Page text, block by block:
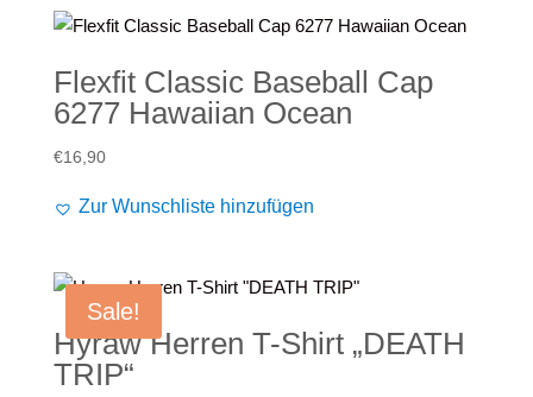
Flexfit Classic Baseball Cap
6277 Hawaiian Ocean
€16,90
Zur Wunschliste hinzufügen
Sale!
Hyraw Herren T-Shirt „DEATH
TRIP“